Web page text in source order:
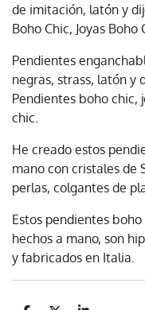
de imitación, latón y
Boho Chic, Joyas Boho
Pendientes
negras, strass, latón y
Pendientes boho chic,
chic.
He creado estos
mano con cristales de
perlas, colgantes de
Estos pendientes
hechos a mano, son
y fabricados en Italia.